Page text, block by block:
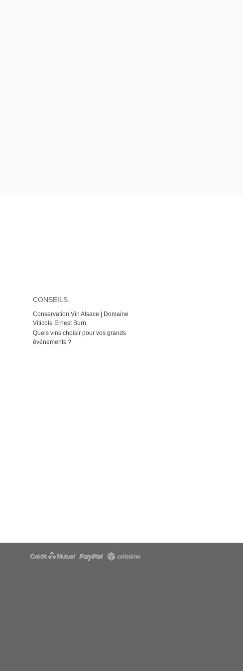
CONSEILS
Conservation Vin Alsace | Domaine
Viticole Ernest Burn
Quels vins choisir pour vos grands
événements ?